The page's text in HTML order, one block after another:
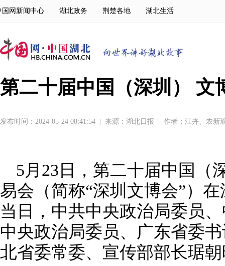
国网新闻中心 湖北政务 荆楚各地 湖北生活
第二十届中国（深圳） 文
发布时间：2024-05-24 08:41:54 来源： 湖北日报 作者：江卉、农新
5月23日，第二十届中国（
易会（简称“深圳文博会”）
当日，中共中央政治局委员
中央政治局委员、广东省委
北省委常委、宣传部部长琚